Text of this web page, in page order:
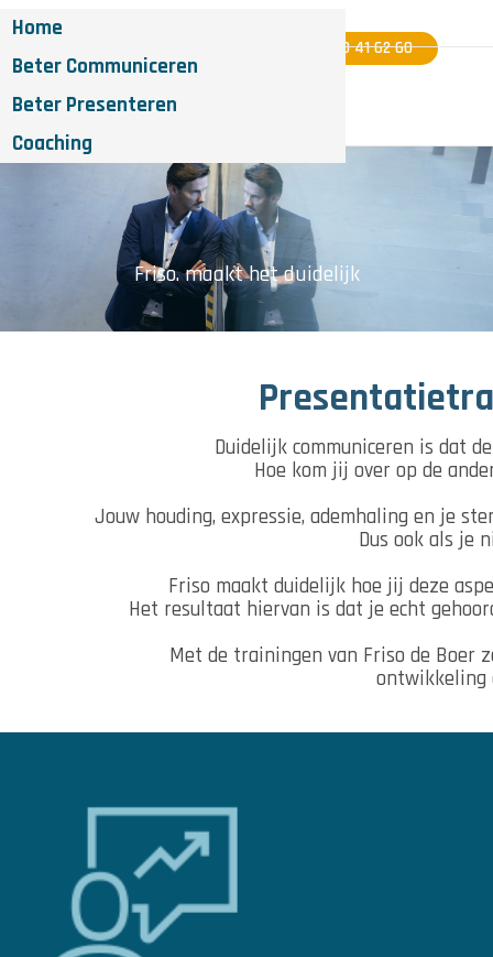
06 - 40 41 62 60
Home
Beter Communiceren
Beter Presenteren
Coaching
Friso. maakt het duidelijk
Duidelijk communiceren is dat
Hoe kom jij over op de
Jouw houding, expressie, ademhaling en je
Dus ook als je
Friso maakt duidelijk hoe jij deze
Het resultaat hiervan is dat je echt
Met de trainingen van Friso de Boer
ontwikkeling